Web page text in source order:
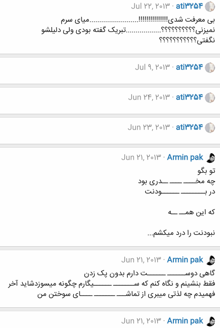
ati3254
Jul 22, 2013
بی معرفت شدی!!!!!!!!!!!!!!!.........................میای سرم
نمیزنی؟؟؟؟؟؟؟؟؟؟..................تبریک گفته بودی ولی دلیلشو
نگفتی؟؟؟؟؟؟؟؟؟؟؟
ati3254
Jul 9, 2013
ati3254
Jun 24, 2013
ati3254
Jun 23, 2013
Armin pak
Jun 21, 2013
تو بگو
چه مخــــ ــــ ــدری بود
در بــــــــ ــــــودنت
که این همــ ــه
نبودنت را درد میکشم...
Armin pak
Jun 21, 2013
گاهی دوســــــ ــــــت دارم بدون پک زدن
فقط بنشینم و نگاه کنم که ســـــــ ــــــیگارم چگونه میسوزدشاید آخر
فهمیدم چه لذتی میبری از تماشـــ ـــــــ ــــای سوختن من
Armin pak
Jun 21, 2013